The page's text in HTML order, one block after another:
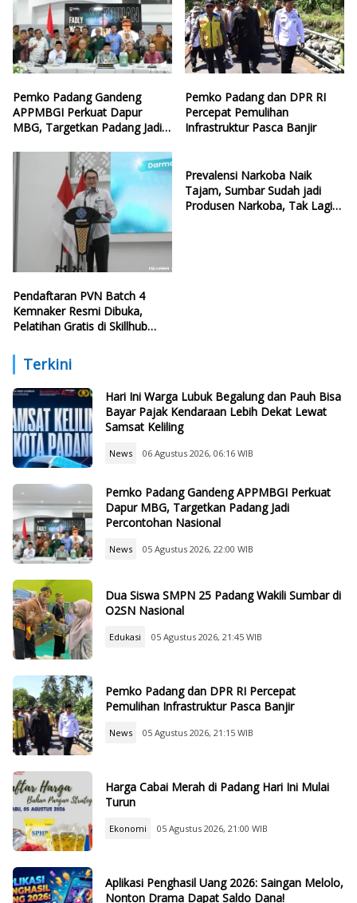
Pemko Padang Gandeng
APPMBGI Perkuat Dapur
MBG, Targetkan Padang Jadi
Pemko Padang dan DPR RI
Percepat Pemulihan
Infrastruktur Pasca Banjir
Pendaftaran PVN Batch 4
Kemnaker Resmi Dibuka,
Pelatihan Gratis di Skillhub
Prevalensi Narkoba Naik
Tajam, Sumbar Sudah jadi
Produsen Narkoba, Tak Lagi
Terkini
Hari Ini Warga Lubuk Begalung dan Pauh Bisa
Bayar Pajak Kendaraan Lebih Dekat Lewat
Samsat Keliling
News 06 Agustus 2026, 06:16 WIB
Pemko Padang Gandeng APPMBGI Perkuat
Dapur MBG, Targetkan Padang Jadi
Percontohan Nasional
News 05 Agustus 2026, 22:00 WIB
Dua Siswa SMPN 25 Padang Wakili Sumbar di
O2SN Nasional
Edukasi 05 Agustus 2026, 21:45 WIB
Pemko Padang dan DPR RI Percepat
Pemulihan Infrastruktur Pasca Banjir
News 05 Agustus 2026, 21:15 WIB
Harga Cabai Merah di Padang Hari Ini Mulai
Turun
Ekonomi 05 Agustus 2026, 21:00 WIB
Aplikasi Penghasil Uang 2026: Saingan Melolo,
Nonton Drama Dapat Saldo Dana!